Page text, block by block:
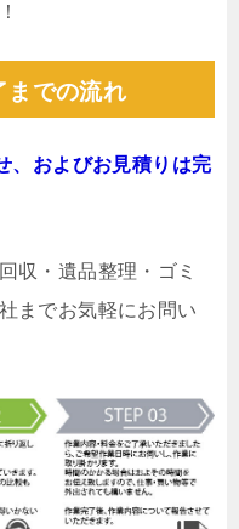
までの流れ
、およびお見積りは完
収・遺品整理・ゴミ
までお気軽にお問い